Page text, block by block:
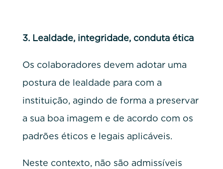
3. Lealdade, integridade, conduta ética
Os colaboradores devem adotar uma
postura de lealdade para com a
instituição, agindo de forma a preservar
a sua boa imagem e de acordo com os
padrões éticos e legais aplicáveis.
Neste contexto, não são admissíveis